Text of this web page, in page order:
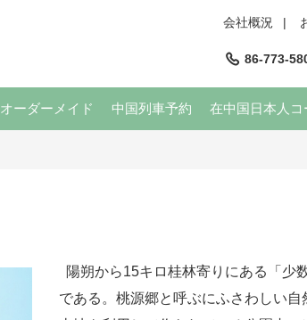
会社概況 |
86-773-
オーダーメイド 中国列車予約 在中国日本人コ
陽朔から15キロ桂林寄りにある「少
である。桃源郷と呼ぶにふさわしい